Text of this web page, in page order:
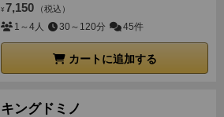
¥ 7,150 （税込）
1～4人 30～120分 45件
カートに追加する
キングドミノ